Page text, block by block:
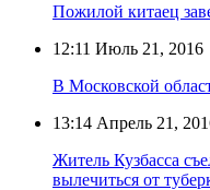
Пожилой китаец
12:11 Июль 21, 2016
В Московской
13:14 Апрель 21,
Житель Кузбасса
вылечиться от